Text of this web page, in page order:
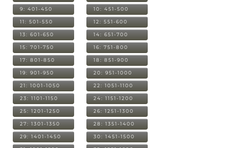
9: 401-450 10: 451-500
11: 501-550 12: 551-600
13: 601-650 14: 651-700
15: 701-750 16: 751-800
17: 801-850 18: 851-900
19: 901-950 20: 951-1000
21: 1001-1050 22: 1051-1100
23: 1101-1150 24: 1151-1200
25: 1201-1250 26: 1251-1300
27: 1301-1350 28: 1351-1400
29: 1401-1450 30: 1451-1500